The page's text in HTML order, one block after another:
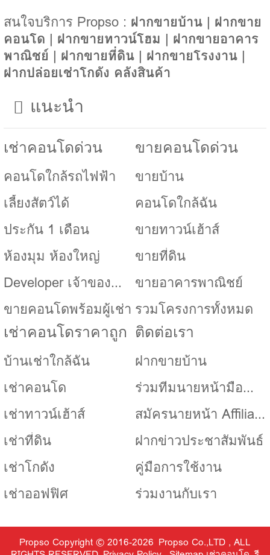
สนใจบริการ Propso : ฝากขายบ้าน | ฝากขาย
คอนโด | ฝากขายทาวน์โฮม | ฝากขายอาคาร
พาณิชย์ | ฝากขายที่ดิน | ฝากขายโรงงาน |
ฝากปล่อยเช่าโกดัง คลังสินค้า
แนะนำ
เช่าคอนโดด่วน
คอนโดใกล้รถไฟฟ้า
เลี้ยงสัตว์ได้
ประกัน 1 เดือน
ห้องมุม ห้องใหญ่
Developer เจ้าของ
โครงการ
ขายคอนโดพร้อมผู้เช่า
ขายคอนโดด่วน
ขายบ้าน
คอนโดใกล้ฉัน
ขายทาวน์เฮ้าส์
ขายที่ดิน
ขายอาคารพาณิชย์
รวมโครงการทั้งหมด
เช่าคอนโดราคาถูก
บ้านเช่าใกล้ฉัน
เช่าคอนโด
เช่าทาวน์เฮ้าส์
เช่าที่ดิน
เช่าโกดัง
เช่าออฟฟิศ
ติดต่อเรา
ฝากขายบ้าน
ร่วมทีมนายหน้ามือ
ใหม่ หรือ Co-Agent
สมัครนายหน้า Affiliate
กับ Propso
ฝากข่าวประชาสัมพันธ์
คู่มือการใช้งาน
ร่วมงานกับเรา
Propso Copyright © 2016-2026 Propso Co.,LTD , ALL